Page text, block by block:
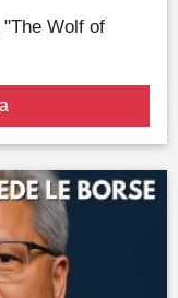
"The Wolf of